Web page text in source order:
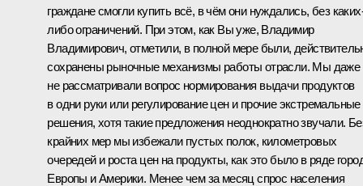
граждане смогли купить всё, в чём они нуждались, без
либо ограничений. При этом, как Вы уже, Владимир
Владимирович, отметили, в полной мере были,
сохранены рыночные механизмы работы отрасли. Мы даже
не рассматривали вопрос нормирования выдачи продуктов
в одни руки или регулирование цен и прочие экстремальные
решения, хотя такие предложения неоднократно звучали.
крайних мер мы избежали пустых полок, километровых
очередей и роста цен на продукты, как это было в ряде
Европы и Америки. Менее чем за месяц спрос населения